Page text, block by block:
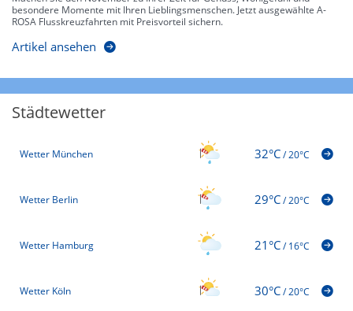
besondere Momente mit Ihren Lieblingsmenschen. Jetzt ausgewählte A-
ROSA Flusskreuzfahrten mit Preisvorteil sichern.
Artikel ansehen
Städtewetter
Wetter München 32°C/20°C
Wetter Berlin 29°C/20°C
Wetter Hamburg 21°C/16°C
Wetter Köln 30°C/20°C